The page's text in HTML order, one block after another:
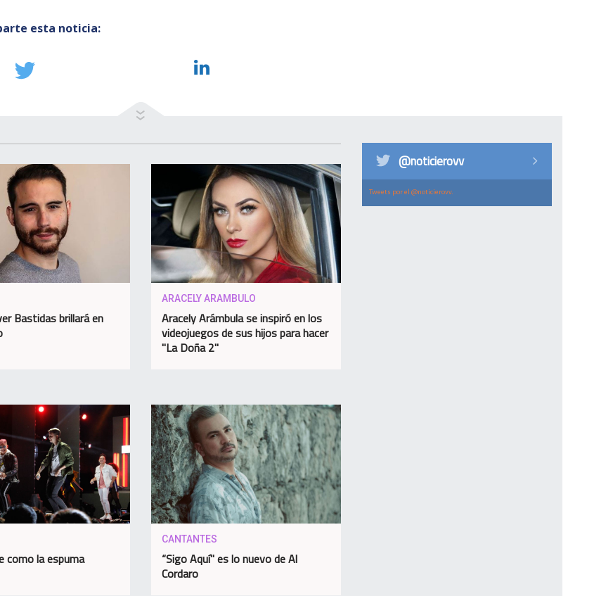
esta noticia:
Bastidas brillará en
ARACELY ARAMBULO
Aracely Arámbula se inspiró en los
videojuegos de sus hijos para hacer
"La Doña 2"
como la espuma
CANTANTES
“Sigo Aquí" es lo nuevo de Al
Cordaro
@noticierovv
Tweets por el @noticierovv.